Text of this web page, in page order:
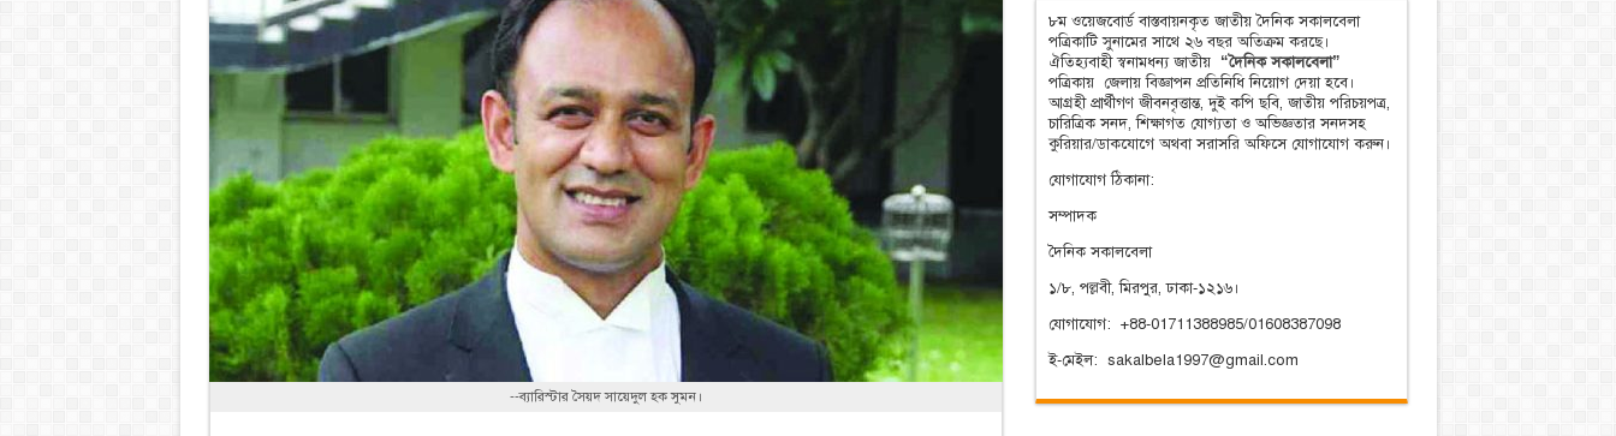
--ব্যারিস্টার সৈয়দ সায়েদুল হক সুমন।
৮ম ওয়েজবোর্ড বাস্তবায়নকৃত জাতীয় দৈনিক সকালবেলা
পত্রিকাটি সুনামের সাথে ২৬ বছর অতিক্রম করছে।
ঐতিহ্যবাহী স্বনামধন্য জাতীয় “দৈনিক সকালবেলা”
পত্রিকায় জেলায় বিজ্ঞাপন প্রতিনিধি নিয়োগ দেয়া হবে।
আগ্রহী প্রার্থীগণ জীবনবৃত্তান্ত, দুই কপি ছবি, জাতীয় পরিচয়পত্র,
চারিত্রিক সনদ, শিক্ষাগত যোগ্যতা ও অভিজ্ঞতার সনদসহ
কুরিয়ার/ডাকযোগে অথবা সরাসরি অফিসে যোগাযোগ করুন।
যোগাযোগ ঠিকানা:
সম্পাদক
দৈনিক সকালবেলা
১/৮, পল্লবী, মিরপুর, ঢাকা-১২১৬।
যোগাযোগ: +88-01711388985/01608387098
ই-মেইল: sakalbela1997@gmail.com